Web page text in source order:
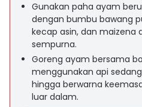
Gunakan paha ayam
dengan bumbu bawang
kecap asin, dan maizena
sempurna.
Goreng ayam bersama
menggunakan api
hingga berwarna
luar dalam.